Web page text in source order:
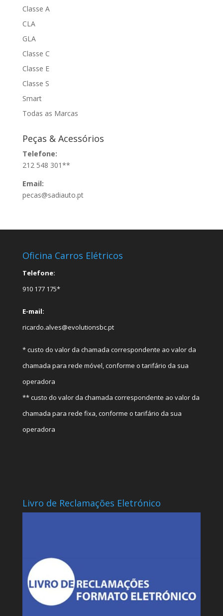
Classe A
CLA
GLA
Classe C
Classe E
Classe S
Smart
Todas as Marcas
Peças & Acessórios
Telefone:
212 548 301**
Email:
pecas@sadiauto.pt
Oficina Carros Elétricos
Telefone:
910 177 175*
E-mail:
ricardo.alves@evolutionsbc.pt
* custo do valor da chamada correspondente ao valor da
chamada para rede móvel, conforme o tarifário da sua
operadora
** custo do valor da chamada correspondente ao valor da
chamada para rede fixa, conforme o tarifário da sua
operadora
Livro de Reclamações Eletrónico